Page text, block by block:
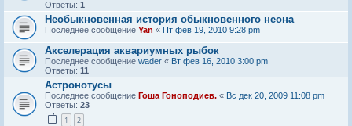
Ответы: 1
Необыкновенная история обыкновенного неона
Последнее сообщение Yan « Пт фев 19, 2010 9:28 pm
Акселерация аквариумных рыбок
Последнее сообщение wader « Вт фев 16, 2010 3:00 pm
Ответы: 11
Астронотусы
Последнее сообщение Гоша Гоноподиев. « Вс дек 20, 2009 11:08 pm
Ответы: 23
1 2